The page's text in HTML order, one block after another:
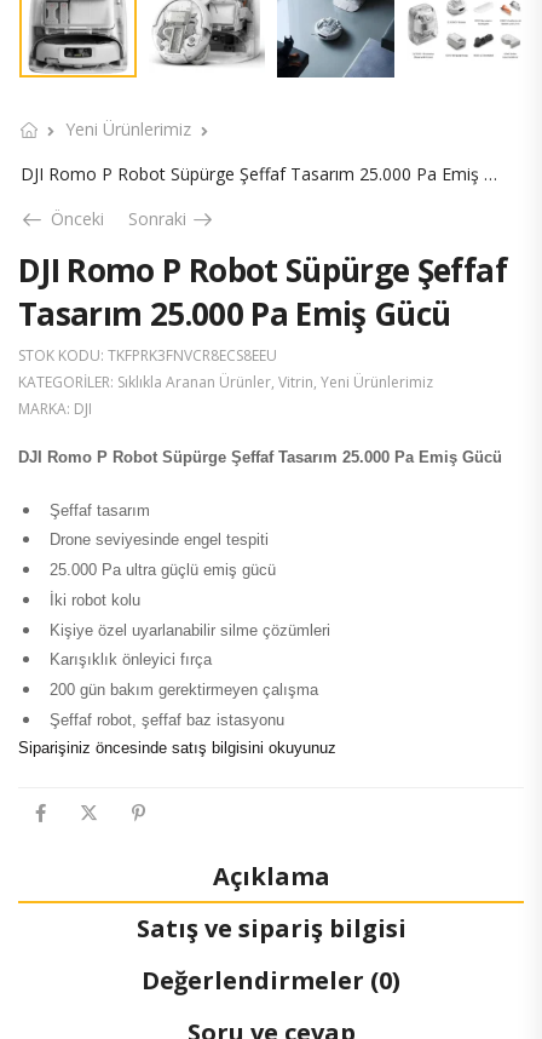
Yeni Ürünlerimiz
DJI Romo P Robot Süpürge Şeffaf Tasarım 25.000 Pa Emiş Gücü
Önceki
Sonraki
DJI Romo P Robot Süpürge Şeffaf
Tasarım 25.000 Pa Emiş Gücü
STOK KODU: TKFPRK3FNVCR8ECS8EEU
KATEGORILER: Sıklıkla Aranan Ürünler, Vitrin, Yeni Ürünlerimiz
MARKA: DJI
DJI Romo P Robot Süpürge Şeffaf Tasarım 25.000 Pa Emiş Gücü
Şeffaf tasarım
Drone seviyesinde engel tespiti
25.000 Pa ultra güçlü emiş gücü
İki robot kolu
Kişiye özel uyarlanabilir silme çözümleri
Karışıklık önleyici fırça
200 gün bakım gerektirmeyen çalışma
Şeffaf robot, şeffaf baz istasyonu
Siparişiniz öncesinde satış bilgisini okuyunuz
Açıklama
Satış ve sipariş bilgisi
Değerlendirmeler (0)
Soru ve cevap